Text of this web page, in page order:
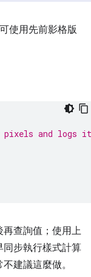
使用先前影格版
pixels and logs
查詢值；使用上
步執行樣式計算
建議這麼做。